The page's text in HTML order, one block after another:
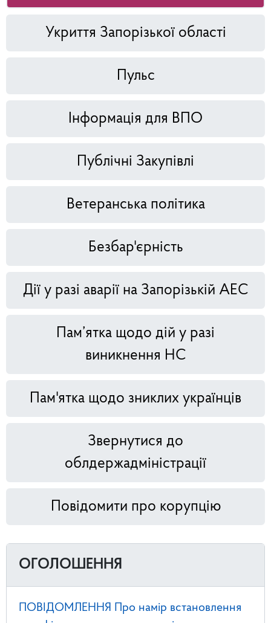
Укриття Запорізької області
Пульс
Інформація для ВПО
Публічні Закупівлі
Ветеранська політика
Безбар'єрність
Дії у разі аварії на Запорізькій АЕС
Пам’ятка щодо дій у разі
виникнення НС
Пам'ятка щодо зниклих українців
Звернутися до
облдержадміністрації
Повідомити про корупцію
ОГОЛОШЕННЯ
ПОВІДОМЛЕННЯ Про намір встановлення